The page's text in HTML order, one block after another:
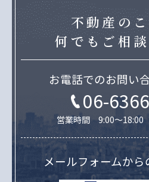
不動産の
何でもご相
お電話でのお問い
06-
営業時間 9:00～18:00
メールフォームから